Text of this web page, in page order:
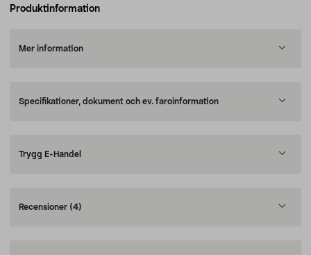
Produktinformation
Mer information
Specifikationer, dokument och ev. faroinformation
Trygg E-Handel
Recensioner (4)